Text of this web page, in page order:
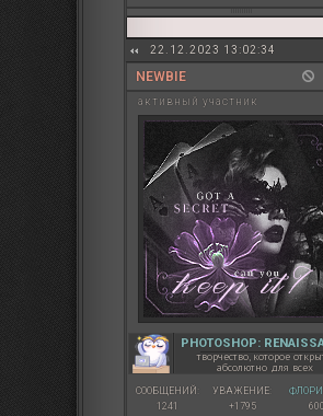
22.12.2023 13:02:34
NEWBIE
активный участник
PHOTOSHOP:
творчество, которое
абсолютно для всех
СООБЩЕНИЙ:
1241
УВАЖЕНИЕ:
+1795
600